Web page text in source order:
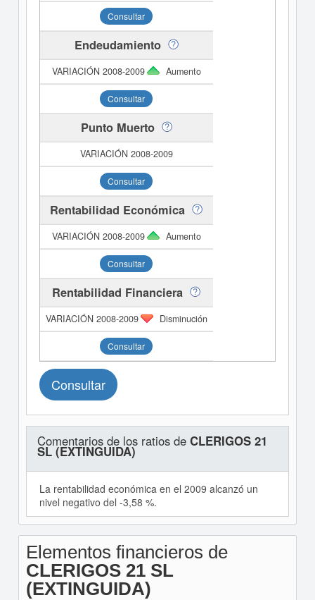
Consultar
Endeudamiento
Aumento
Consultar
Punto Muerto
Consultar
Rentabilidad Económica
Aumento
Consultar
Rentabilidad Financiera
Disminución
Consultar
Consultar
Comentarios de los ratios de CLERIGOS 21
SL (EXTINGUIDA)
La rentabilidad económica en el 2009 alcanzó un
nivel negativo del -3,58 %.
Elementos financieros de
CLERIGOS 21 SL
(EXTINGUIDA)